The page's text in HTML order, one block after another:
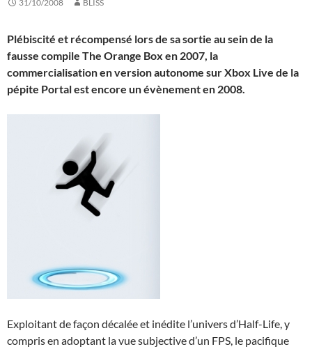
31/10/2008 BLISS
Plébiscité et récompensé lors de sa sortie au sein de la
fausse compile The Orange Box en 2007, la
commercialisation en version autonome sur Xbox Live de la
pépite Portal est encore un évènement en 2008.
Exploitant de façon décalée et inédite l’univers d’Half-Life, y
compris en adoptant la vue subjective d’un FPS, le pacifique